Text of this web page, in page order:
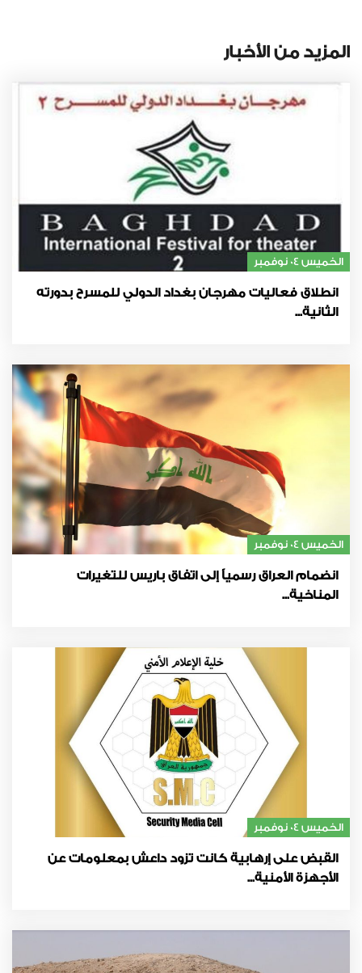
المزيد من الأخبار
الخميس 04 نوفمبر
انطلاق فعاليات مهرجان بغداد الدولي للمسرح بدورته
الثانية...
الخميس 04 نوفمبر
انضمام العراق رسمياً إلى اتفاق باريس للتغيرات
المناخية...
الخميس 04 نوفمبر
القبض على إرهابية كانت تزود داعش بمعلومات عن
الأجهزة الأمنية...